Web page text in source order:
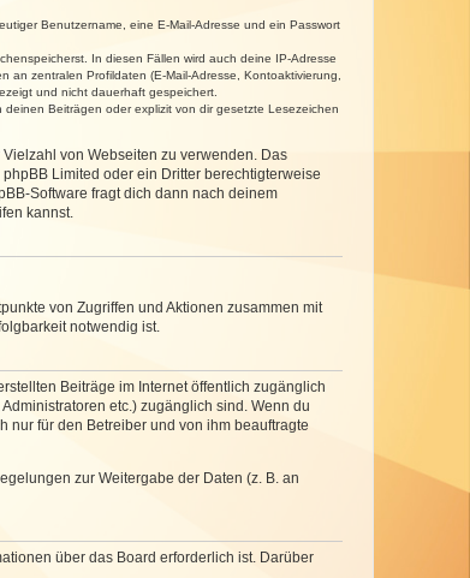
Benutzername, eine E-Mail-Adresse und ein Passwort
In diesen Fällen wird auch deine IP-Adresse
an zentralen Profildaten (E-Mail-Adresse, Kontoaktivierung,
und nicht dauerhaft gespeichert.
Beiträgen oder explizit von dir gesetzte Lesezeichen
von Webseiten zu verwenden. Das
Limited oder ein Dritter berechtigterweise
Software fragt dich dann nach deinem
kannst.
von Zugriffen und Aktionen zusammen mit
notwendig ist.
Beiträge im Internet öffentlich zugänglich
etc.) zugänglich sind. Wenn du
nur für den Betreiber und von ihm beauftragte
zur Weitergabe der Daten (z. B. an
über das Board erforderlich ist. Darüber